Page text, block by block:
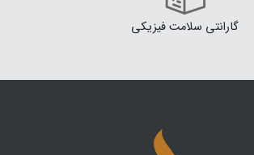
گارانتی سلامت فیزیکی